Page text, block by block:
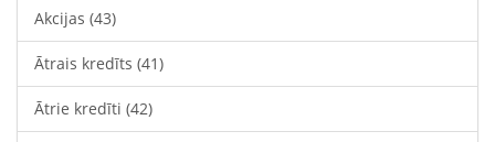
Akcijas (43)
Ātrais kredīts (41)
Ātrie kredīti (42)